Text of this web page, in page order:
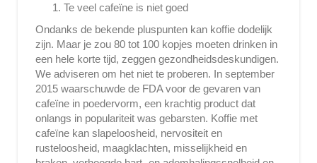
Te veel cafeïne is niet goed
Ondanks de bekende pluspunten kan koffie dodelijk
zijn. Maar je zou 80 tot 100 kopjes moeten drinken in
een hele korte tijd, zeggen gezondheidsdeskundigen.
We adviseren om het niet te proberen. In september
2015 waarschuwde de FDA voor de gevaren van
cafeïne in poedervorm, een krachtig product dat
onlangs in populariteit was gebarsten. Koffie met
cafeïne kan slapeloosheid, nervositeit en
rusteloosheid, maagklachten, misselijkheid en